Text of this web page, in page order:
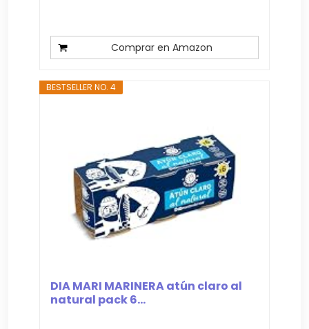
Comprar en Amazon
BESTSELLER NO. 4
DIA MARI MARINERA atún claro al
natural pack 6...